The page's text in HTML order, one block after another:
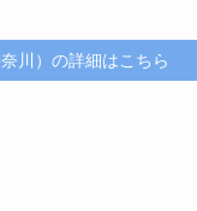
川）の詳細はこちら